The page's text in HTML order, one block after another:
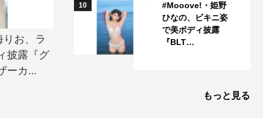
りお、ラ
披露『グ
ーカ...
10
#Mooove!・姫野
ひなの、ビキニ姿
で美ボディ披露
『BLT…
もっと見る